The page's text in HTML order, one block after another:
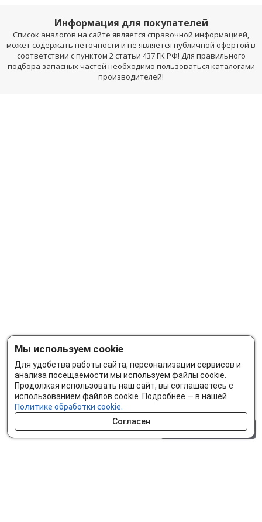
Информация для покупателей
Список аналогов на сайте является справочной информацией,
может содержать неточности и не является публичной офертой в
соответствии с пунктом 2 статьи 437 ГК РФ! Для правильного
подбора запасных частей необходимо пользоваться каталогами
производителей!
Мы используем cookie
Для удобства работы сайта, персонализации сервисов и
анализа посещаемости мы используем файлы cookie.
Продолжая использовать наш сайт, вы соглашаетесь с
использованием файлов cookie. Подробнее — в нашей
Политике обработки cookie.
Согласен